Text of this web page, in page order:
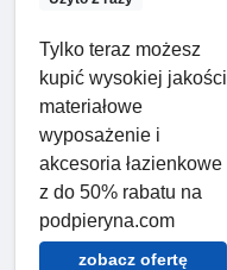
Tylko teraz możesz
kupić wysokiej jakości
materiałowe
wyposażenie i
akcesoria łazienkowe
z do 50% rabatu na
podpieryna.com
zobacz ofertę